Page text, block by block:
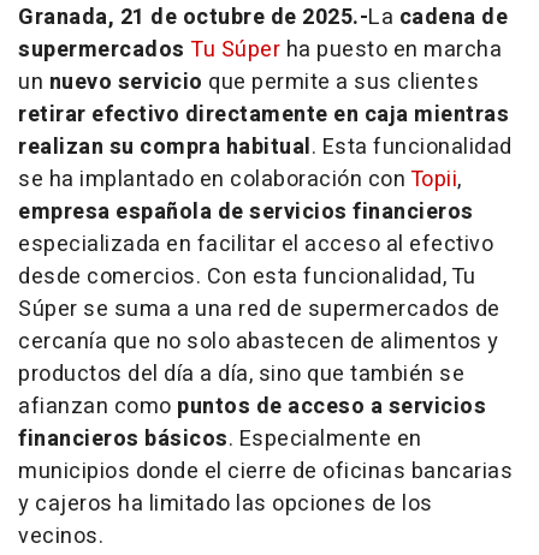
Granada, 21 de octubre de 2025.-La cadena de
supermercados Tu Súper ha puesto en marcha
un nuevo servicio que permite a sus clientes
retirar efectivo directamente en caja mientras
realizan su compra habitual. Esta funcionalidad
se ha implantado en colaboración conTopii,
empresa española de servicios financieros
especializada en facilitar el acceso al efectivo
desde comercios. Con esta funcionalidad, Tu
Súper se suma a una red de supermercados de
cercanía que no solo abastecen de alimentos y
productos del día a día, sino que también se
afianzan como puntos de acceso a servicios
financieros básicos. Especialmente en
municipios donde el cierre de oficinas bancarias
y cajeros ha limitado las opciones de los
vecinos.